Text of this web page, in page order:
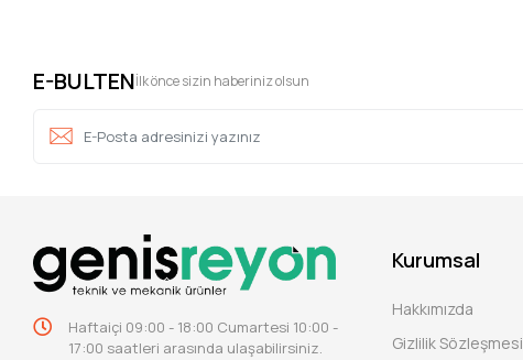
E-BULTENİlk önce sizin haberiniz olsun
Haftaiçi 09:00 - 18:00 Cumartesi 10:00 -
17:00 saatleri arasında ulaşabilirsiniz.
Kurumsal
Hakkımızda
Gizlilik Sözleşmesi